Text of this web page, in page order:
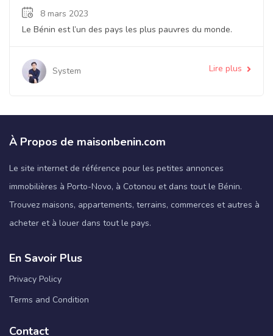
8 mars 2023
Le Bénin est l’un des pays les plus pauvres du monde.
System Lire plus
À Propos de maisonbenin.com
Le site internet de référence pour les petites annonces
immobilières à Porto-Novo, à Cotonou et dans tout le Bénin.
Trouvez maisons, appartements, terrains, commerces et autres à
acheter et à louer dans tout le pays.
En Savoir Plus
Privacy Policy
Terms and Condition
Contact